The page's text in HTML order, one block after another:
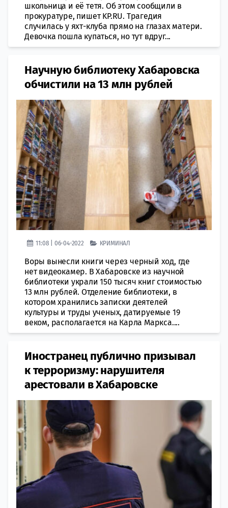
школьница и её тетя. Об этом сообщили в
прокуратуре, пишет KP.RU. Трагедия
случилась у яхт-клуба прямо на глазах матери.
Девочка пошла купаться, но тут вдруг...
Научную библиотеку Хабаровска
обчистили на 13 млн рублей
11:08 | 06-04-2022 КРИМИНАЛ
Воры вынесли книги через черный ход, где
нет видеокамер. В Хабаровске из научной
библиотеки украли 150 тысяч книг стоимостью
13 млн рублей. Отделение библиотеки, в
котором хранились записки деятелей
культуры и труды ученых, датируемые 19
веком, располагается на Карла Маркса....
​Иностранец публично призывал
к терроризму: нарушителя
арестовали в Хабаровске